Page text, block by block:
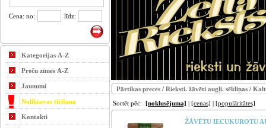
Cena: no: līdz:
Kategorijas A-Z
Preču zīmes A-Z
Jaunumi
Noliktavas tīrīšana
Kontakti
Pārtikas preces / Rieksti. žāvēti augļi. sēkliņas /
Sortēt pēc: [noklusējuma] | [cenas] | [populāritātes]
ŽĀVĒTU IECUKUROTU